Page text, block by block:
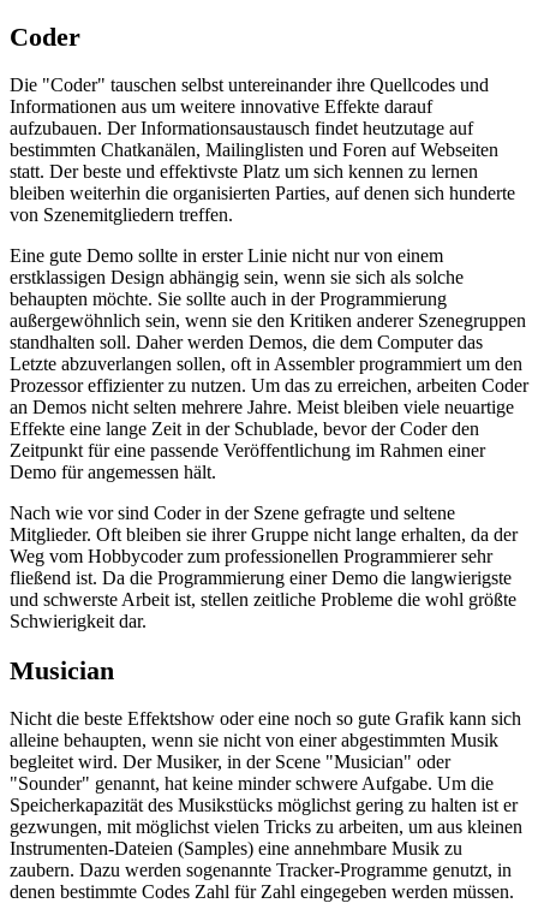
Coder
Die "Coder" tauschen selbst untereinander ihre Quellcodes und
Informationen aus um weitere innovative Effekte darauf
aufzubauen. Der Informationsaustausch findet heutzutage auf
bestimmten Chatkanälen, Mailinglisten und Foren auf Webseiten
statt. Der beste und effektivste Platz um sich kennen zu lernen
bleiben weiterhin die organisierten Parties, auf denen sich hunderte
von Szenemitgliedern treffen.
Eine gute Demo sollte in erster Linie nicht nur von einem
erstklassigen Design abhängig sein, wenn sie sich als solche
behaupten möchte. Sie sollte auch in der Programmierung
außergewöhnlich sein, wenn sie den Kritiken anderer Szenegruppen
standhalten soll. Daher werden Demos, die dem Computer das
Letzte abzuverlangen sollen, oft in Assembler programmiert um den
Prozessor effizienter zu nutzen. Um das zu erreichen, arbeiten Coder
an Demos nicht selten mehrere Jahre. Meist bleiben viele neuartige
Effekte eine lange Zeit in der Schublade, bevor der Coder den
Zeitpunkt für eine passende Veröffentlichung im Rahmen einer
Demo für angemessen hält.
Nach wie vor sind Coder in der Szene gefragte und seltene
Mitglieder. Oft bleiben sie ihrer Gruppe nicht lange erhalten, da der
Weg vom Hobbycoder zum professionellen Programmierer sehr
fließend ist. Da die Programmierung einer Demo die langwierigste
und schwerste Arbeit ist, stellen zeitliche Probleme die wohl größte
Schwierigkeit dar.
Musician
Nicht die beste Effektshow oder eine noch so gute Grafik kann sich
alleine behaupten, wenn sie nicht von einer abgestimmten Musik
begleitet wird. Der Musiker, in der Scene "Musician" oder
"Sounder" genannt, hat keine minder schwere Aufgabe. Um die
Speicherkapazität des Musikstücks möglichst gering zu halten ist er
gezwungen, mit möglichst vielen Tricks zu arbeiten, um aus kleinen
Instrumenten-Dateien (Samples) eine annehmbare Musik zu
zaubern. Dazu werden sogenannte Tracker-Programme genutzt, in
denen bestimmte Codes Zahl für Zahl eingegeben werden müssen.